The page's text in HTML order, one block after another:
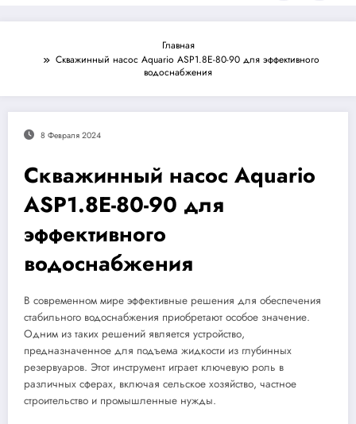
Главная
Скважинный насос Aquario ASP1.8E-80-90 для эффективного
водоснабжения
8 Февраля 2024
Скважинный насос Aquario
ASP1.8E-80-90 для
эффективного
водоснабжения
В современном мире эффективные решения для обеспечения
стабильного водоснабжения приобретают особое значение.
Одним из таких решений является устройство,
предназначенное для подъема жидкости из глубинных
резервуаров. Этот инструмент играет ключевую роль в
различных сферах, включая сельское хозяйство, частное
строительство и промышленные нужды.